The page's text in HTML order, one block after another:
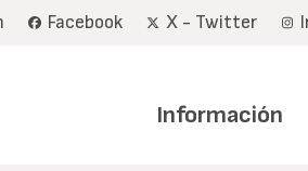
Facebook X - Twitter
Información